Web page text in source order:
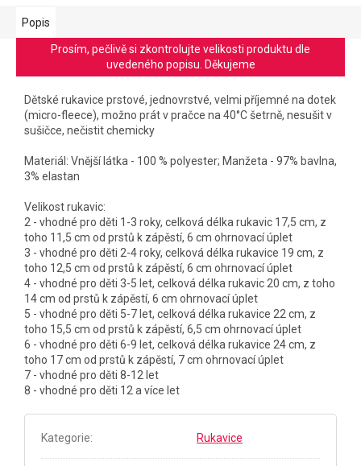
Popis
Prosím, pečlivě si zkontrolujte velikosti produktu dle
uvedeného popisu. Děkujeme
Dětské rukavice prstové, jednovrstvé, velmi příjemné na dotek
(micro-fleece), možno prát v pračce na 40°C šetrně, nesušit v
sušičce, nečistit chemicky
Materiál: Vnější látka - 100 % polyester; Manžeta - 97% bavlna,
3% elastan
Velikost rukavic:
2 - vhodné pro děti 1-3 roky, celková délka rukavic 17,5 cm, z
toho 11,5 cm od prstů k zápěstí, 6 cm ohrnovací úplet
3 - vhodné pro děti 2-4 roky, celková délka rukavice 19 cm, z
toho 12,5 cm od prstů k zápěstí, 6 cm ohrnovací úplet
4 - vhodné pro děti 3-5 let, celková délka rukavic 20 cm, z toho
14 cm od prstů k zápěstí, 6 cm ohrnovací úplet
5 - vhodné pro děti 5-7 let, celková délka rukavice 22 cm, z
toho 15,5 cm od prstů k zápěstí, 6,5 cm ohrnovací úplet
6 - vhodné pro děti 6-9 let, celková délka rukavice 24 cm, z
toho 17 cm od prstů k zápěstí, 7 cm ohrnovací úplet
7 - vhodné pro děti 8-12 let
8 - vhodné pro děti 12 a více let
Kategorie: Rukavice